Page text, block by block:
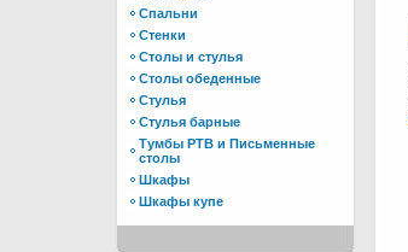
Спальни
Стенки
Столы и стулья
Столы обеденные
Стулья
Стулья барные
Тумбы РТВ и Письменные
столы
Шкафы
Шкафы купе